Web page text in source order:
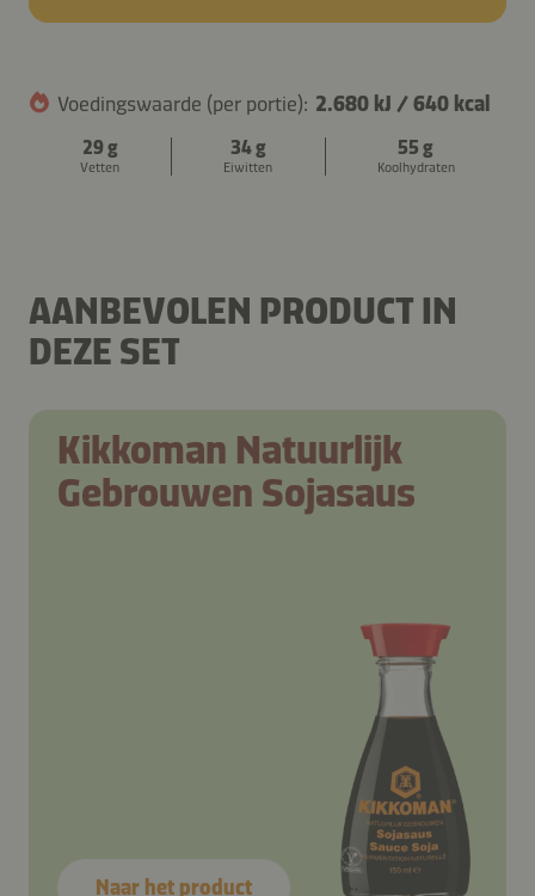
Voedingswaarde (per portie): 2.680 kJ /640 kcal
29 g
Vetten
34 g
Eiwitten
55 g
Koolhydraten
AANBEVOLEN PRODUCT IN
DEZE SET
Kikkoman Natuurlijk
Gebrouwen Sojasaus
Naar het product